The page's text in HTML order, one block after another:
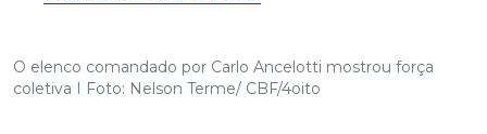
O elenco comandado por Carlo Ancelotti mostrou força
coletiva I Foto: Nelson Terme/ CBF/4oito